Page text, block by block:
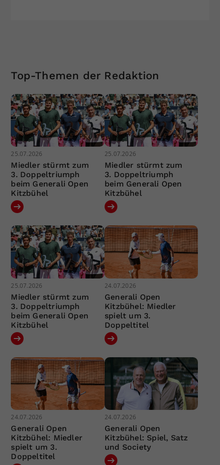
Top-Themen der Redaktion
25.07.2026
Miedler stürmt zum
3. Doppeltriumph
beim Generali Open
Kitzbühel
25.07.2026
Miedler stürmt zum
3. Doppeltriumph
beim Generali Open
Kitzbühel
25.07.2026
Miedler stürmt zum
3. Doppeltriumph
beim Generali Open
Kitzbühel
24.07.2026
Generali Open
Kitzbühel: Miedler
spielt um 3.
Doppeltitel
24.07.2026
Generali Open
Kitzbühel: Miedler
spielt um 3.
Doppeltitel
24.07.2026
Generali Open
Kitzbühel: Spiel, Satz
und Society